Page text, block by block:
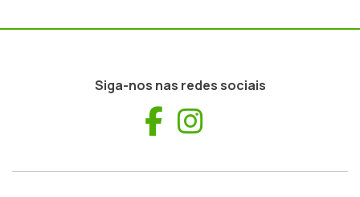
Siga-nos nas redes sociais
Facebook